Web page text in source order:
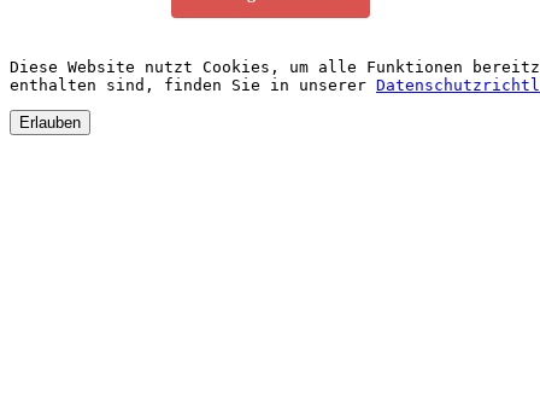
Diese Website nutzt Cookies, um alle Funktionen
enthalten sind, finden Sie in unserer
Erlauben